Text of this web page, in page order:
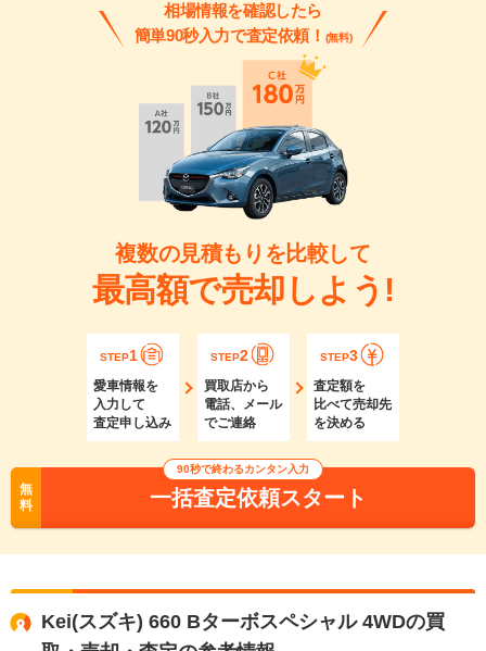
相場情報を確認したら
簡単90秒入力で査定依頼！ (無料)
複数の見積もりを比較して
最高額で売却しよう!
STEP1
愛車情報を
入力して
査定申し込み
STEP2
買取店から
電話、メール
でご連絡
STEP3
査定額を
比べて売却先
を決める
無
料
90秒で終わるカンタン入力
一括査定依頼スタート
Kei(スズキ) 660 Bターボスペシャル 4WDの買